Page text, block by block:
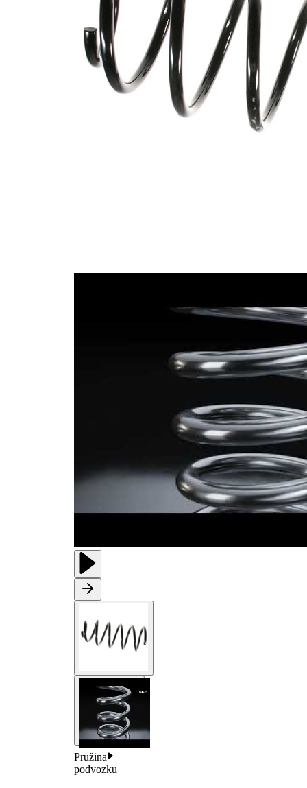
Pružina
podvozku
Tvar
pružiny
pružina s
konstatním
průměrem
Vnější
průměr
142 mm
Průměr
drátu
12,00 mm